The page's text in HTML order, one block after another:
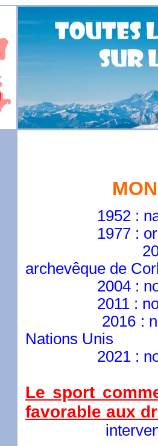
1952 :
1977 :
archevêque de
2004 :
2011 :
2016 : nommé
Nations Unis
2021 :
Le sport
favorable aux
intervention à